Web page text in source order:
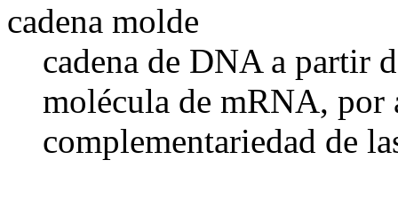
cadena molde
cadena de DNA a partir
molécula de mRNA, por
complementariedad de